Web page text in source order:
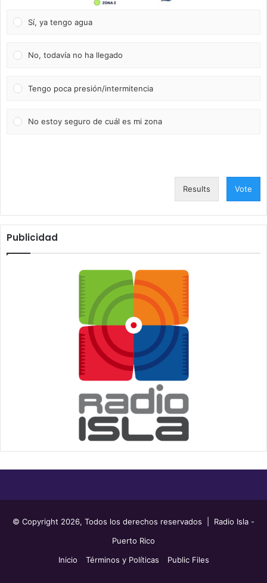
Sí, ya tengo agua
No, todavía no ha llegado
Tengo poca presión/intermitencia
No estoy seguro de cuál es mi zona
Results Vote
Publicidad
© Copyright 2026, Todos los derechos reservados | Radio Isla -
Puerto Rico
Inicio
Términos y Políticas Public Files